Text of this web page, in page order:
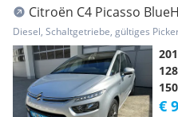
Citroën C4 Picasso
Exclusive
Diesel, Schaltgetriebe, gültiges
150
€